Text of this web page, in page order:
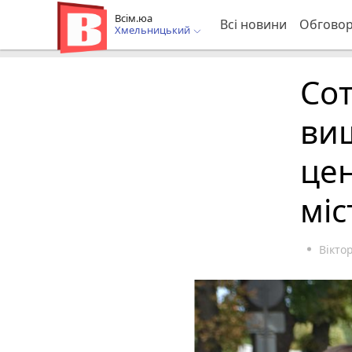
Всім.юа
Хмельницький
Всі новини